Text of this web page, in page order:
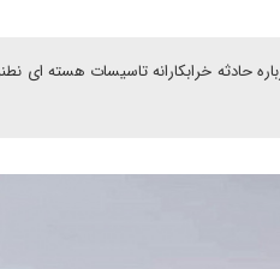
حادثه خرابکارانه تاسیسات هسته